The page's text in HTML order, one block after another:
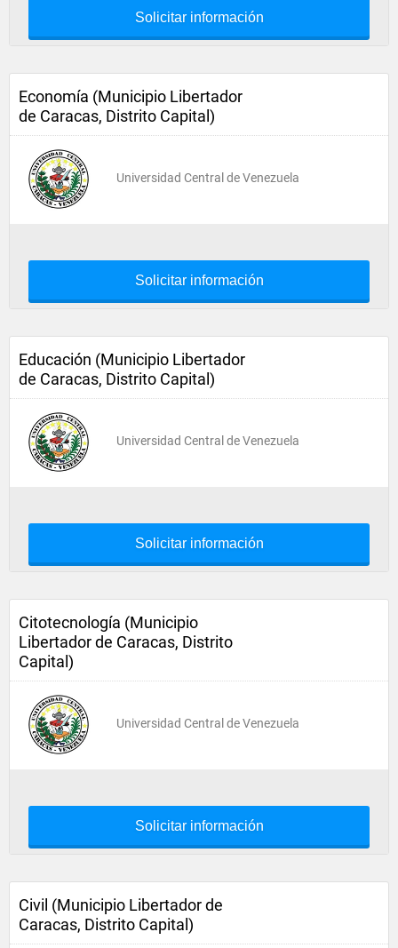
Solicitar información
Economía (Municipio Libertador
de Caracas, Distrito Capital)
Universidad Central de Venezuela
Solicitar información
Educación (Municipio Libertador
de Caracas, Distrito Capital)
Universidad Central de Venezuela
Solicitar información
Citotecnología (Municipio
Libertador de Caracas, Distrito
Capital)
Universidad Central de Venezuela
Solicitar información
Civil (Municipio Libertador de
Caracas, Distrito Capital)